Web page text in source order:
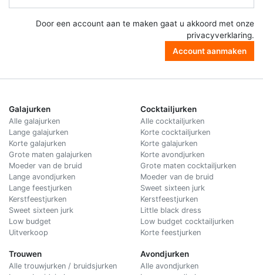
Door een account aan te maken gaat u akkoord met onze
privacyverklaring.
Account aanmaken
Galajurken
Alle galajurken
Lange galajurken
Korte galajurken
Grote maten galajurken
Moeder van de bruid
Lange avondjurken
Lange feestjurken
Kerstfeestjurken
Sweet sixteen jurk
Low budget
Uitverkoop
Trouwen
Alle trouwjurken / bruidsjurken
Cocktailjurken
Alle cocktailjurken
Korte cocktailjurken
Korte galajurken
Korte avondjurken
Grote maten cocktailjurken
Moeder van de bruid
Sweet sixteen jurk
Kerstfeestjurken
Little black dress
Low budget cocktailjurken
Korte feestjurken
Avondjurken
Alle avondjurken